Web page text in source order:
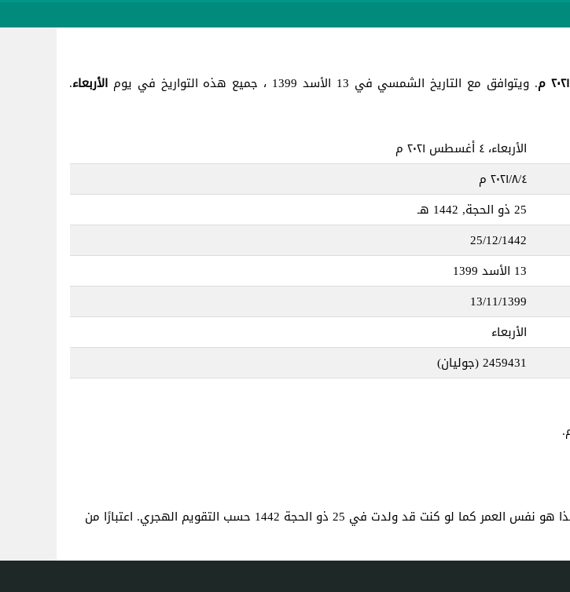
. ويتوافق مع التاريخ الشمسي في 13 الأسد 1399 ، جميع هذه التواريخ في يوم الأربعاء.
الأربعاء، ٤ أغسطس ٢٠٢١ م
٤‏/٨‏/٢٠٢١ م
25 ذو الحجة, 1442 هـ
25/12/1442
13 الأسد 1399
13/11/1399
الأربعاء
2459431(جوليان)
. هذا هو نفس العمر كما لو كنت قد ولدت في 25 ذو الحجة 1442 حسب التقويم الهجري. اعتبارًا من